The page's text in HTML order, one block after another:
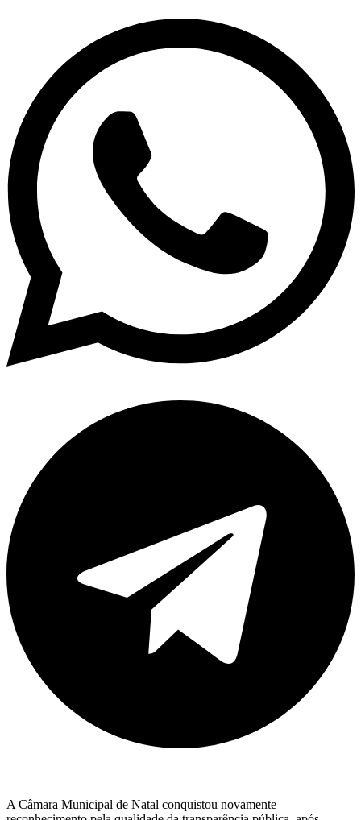
A Câmara Municipal de Natal conquistou novamente